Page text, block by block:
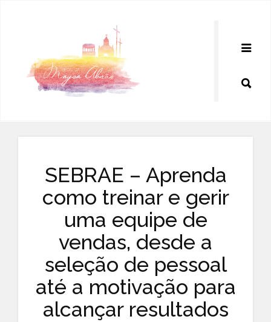
SEBRAE – Aprenda
como treinar e gerir
uma equipe de
vendas, desde a
seleção de pessoal
até a motivação para
alcançar resultados